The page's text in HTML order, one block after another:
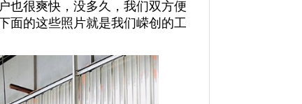
也很爽快，没多久，我们双方便
面的这些照片就是我们嵘创的工